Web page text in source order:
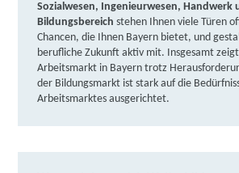
weitere
Berufliche Fortbildungszentren der
Wirtschaft (bfz) gGmbH | Felix-
85221 Dachau Partner
Sozialwesen, Ingenieurwesen, Handwerk
Bildungsbereich stehen Ihnen viele Türen
Chancen, die Ihnen Bayern bietet, und
berufliche Zukunft aktiv mit. Insgesamt
Arbeitsmarkt in Bayern trotz
der Bildungsmarkt ist stark auf die
Arbeitsmarktes ausgerichtet.